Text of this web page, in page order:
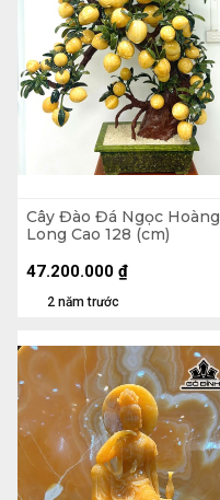
Cây Đào Đá Ngọc Hoàng
Long Cao 128 (cm)
2 năm trước
47.200.000 ₫